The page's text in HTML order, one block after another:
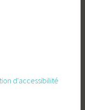
d'accessibilité